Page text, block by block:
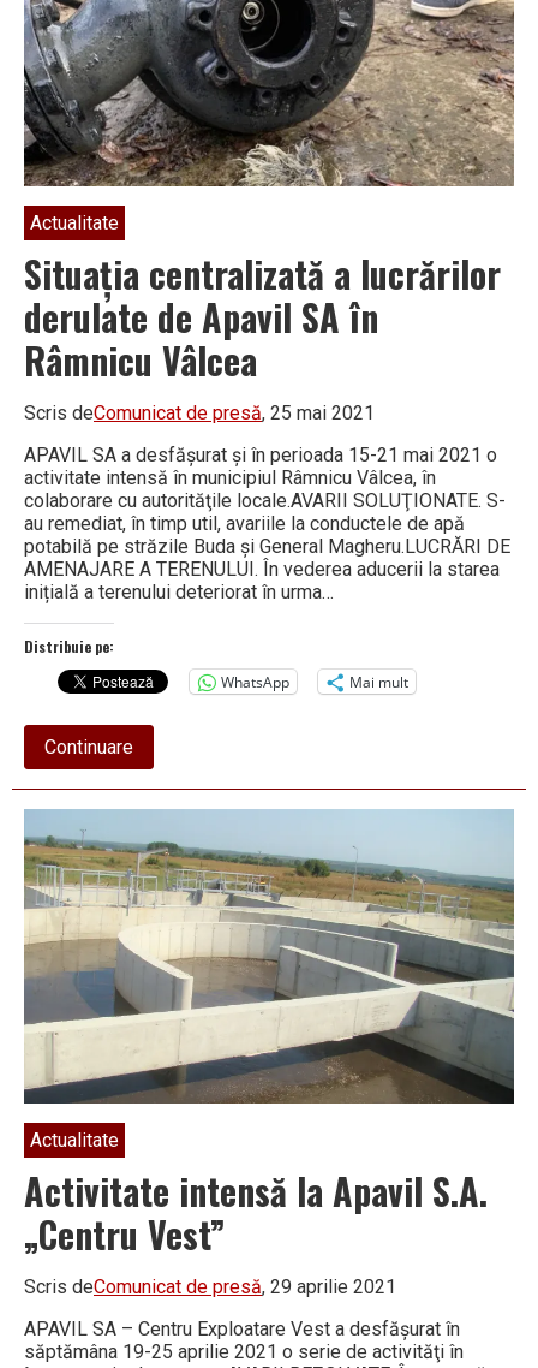
Râmnicu
Vâlcea
Actualitate
Situaţia centralizată a lucrărilor
derulate de Apavil SA în
Râmnicu Vâlcea
Scris deComunicat de presă, 25 mai 2021
APAVIL SA a desfăşurat şi în perioada 15-21 mai 2021 o
activitate intensă în municipiul Râmnicu Vâlcea, în
colaborare cu autorităţile locale.AVARII SOLUŢIONATE. S-
au remediat, în timp util, avariile la conductele de apă
potabilă pe străzile Buda și General Magheru.LUCRĂRI DE
AMENAJARE A TERENULUI. În vederea aducerii la starea
inițială a terenului deteriorat în urma…
Distribuie pe:
WhatsApp
Mai mult
Continuareabout
Situaţia
centralizată
derulate
de
Apavil
SA
Râmnicu
Vâlcea
Actualitate
Activitate intensă la Apavil S.A.
„Centru Vest”
Scris deComunicat de presă, 29 aprilie 2021
APAVIL SA – Centru Exploatare Vest a desfăşurat în
săptămâna 19-25 aprilie 2021 o serie de activităţi în